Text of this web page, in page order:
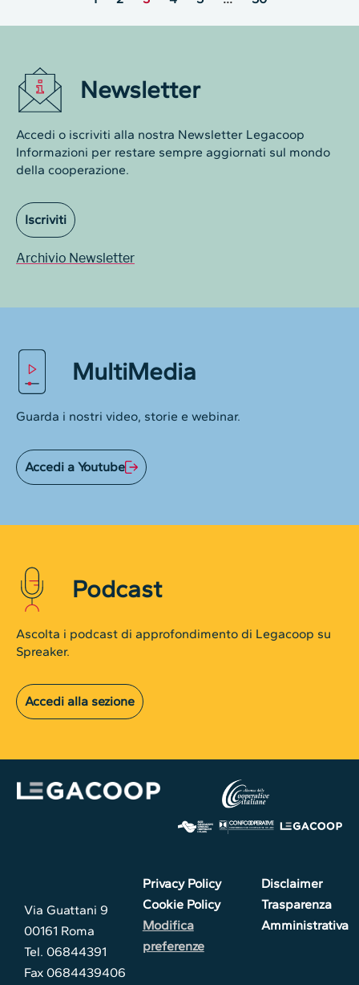
Newsletter
Accedi o iscriviti alla nostra Newsletter Legacoop
Informazioni per restare sempre aggiornati sul mondo
della cooperazione.
Iscriviti
Archivio Newsletter
MultiMedia
Guarda i nostri video, storie e webinar.
Accedi a Youtube
Podcast
Ascolta i podcast di approfondimento di Legacoop su
Spreaker.
Accedi alla sezione
Via Guattani 9
00161 Roma
Tel. 06844391
Fax 0684439406
Privacy Policy
Cookie Policy
Modifica
preferenze
Disclaimer
Trasparenza
Amministrativa